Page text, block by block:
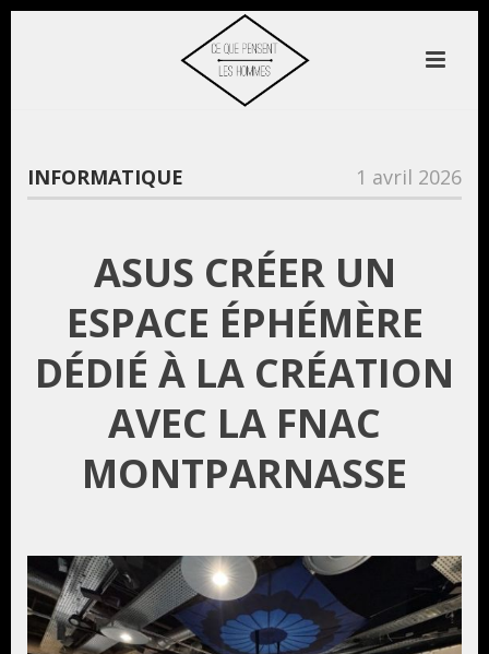
INFORMATIQUE 1 avril 2026
ASUS CRÉER UN
ESPACE ÉPHÉMÈRE
DÉDIÉ À LA CRÉATION
AVEC LA FNAC
MONTPARNASSE